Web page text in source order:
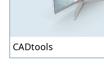
Prijslijst, bestelbon:
CADtools